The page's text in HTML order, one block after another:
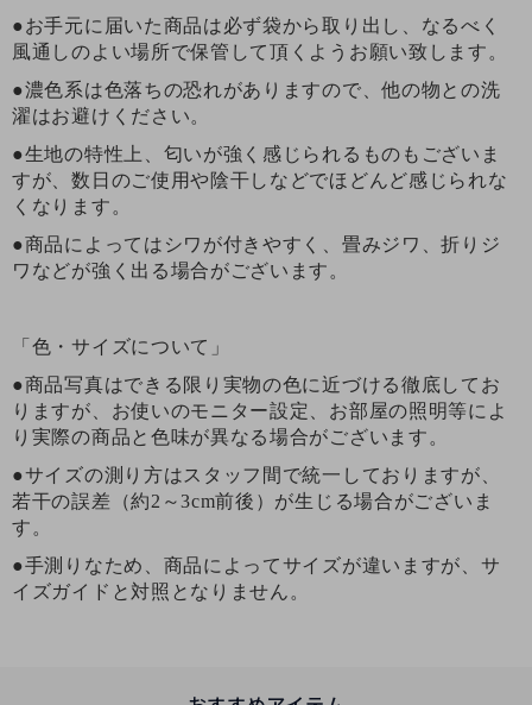
●お手元に届いた商品は必ず袋から取り出し、なるべく
風通しのよい場所で保管して頂くようお願い致します。
●濃色系は色落ちの恐れがありますので、他の物との洗
濯はお避けください。
●生地の特性上、匂いが強く感じられるものもございま
すが、数日のご使用や陰干しなどでほどんど感じられな
くなります。
●商品によってはシワが付きやすく、畳みジワ、折りジ
ワなどが強く出る場合がございます。
「色・サイズについて」
●商品写真はできる限り実物の色に近づける徹底してお
りますが、お使いのモニター設定、お部屋の照明等によ
り実際の商品と色味が異なる場合がございます。
●サイズの測り方はスタッフ間で統一しておりますが、
若干の誤差（約2～3cm前後）が生じる場合がございま
す。
●手測りなため、商品によってサイズが違いますが、サ
イズガイドと対照となりません。